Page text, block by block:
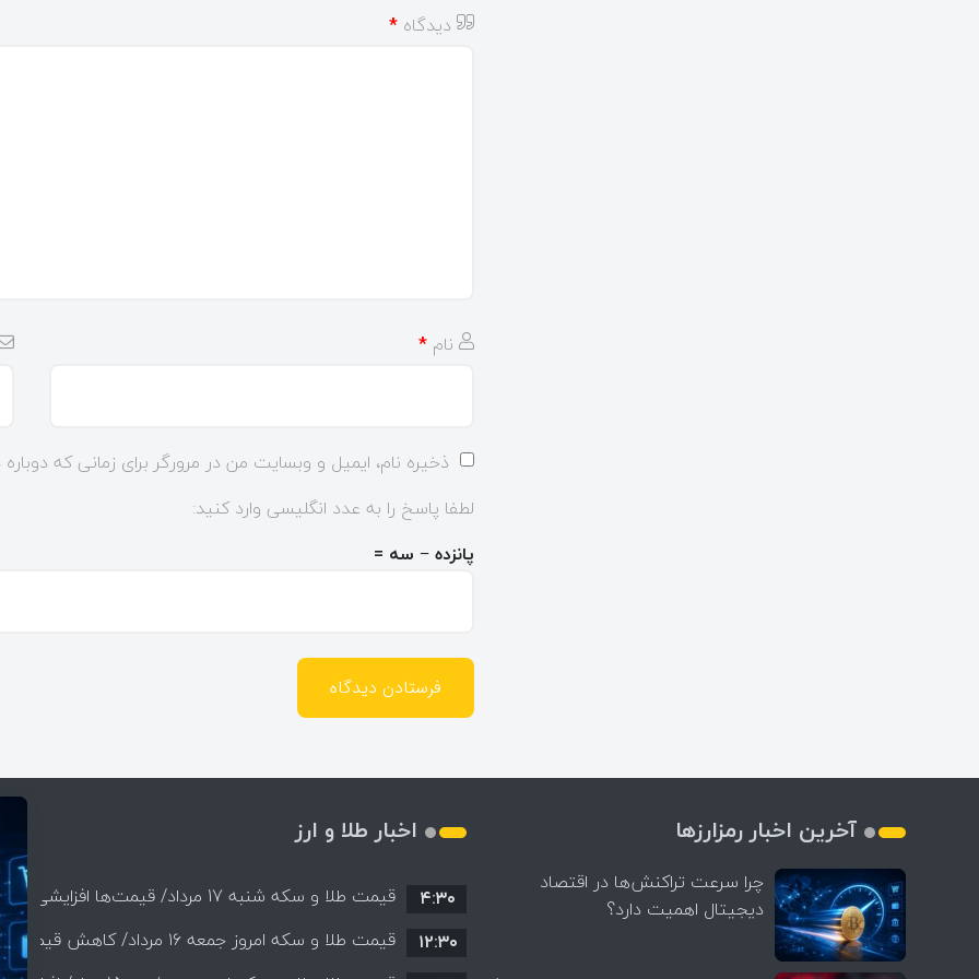
دیدگاه *
نام *
ذخیره نام، ایمیل و وبسایت من در مرورگر برای زمانی که
لطفا پاسخ را به عدد انگلیسی وارد کنید:
پانزده − سه =
آخرین اخبار رمزارزها
چرا سرعت تراکنش‌ها در اقتصاد
دیجیتال اهمیت دارد؟
اخبار طلا و ارز
قیمت طلا و سکه شنبه 17 مرداد/ قیمت‌ها افزایشی
۴:۳۰
قیمت طلا و سکه امروز جمعه ۱۶ مرداد/ کاهش قیمت ها+ جدول و جزییات
۱۲:۳۰